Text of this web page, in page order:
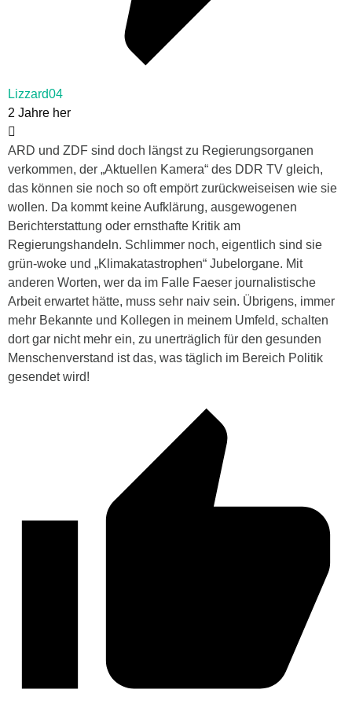
Lizzard04
2 Jahre her
ARD und ZDF sind doch längst zu Regierungsorganen
verkommen, der „Aktuellen Kamera“ des DDR TV gleich,
das können sie noch so oft empört zurückweiseisen wie sie
wollen. Da kommt keine Aufklärung, ausgewogenen
Berichterstattung oder ernsthafte Kritik am
Regierungshandeln. Schlimmer noch, eigentlich sind sie
grün-woke und „Klimakatastrophen“ Jubelorgane. Mit
anderen Worten, wer da im Falle Faeser journalistische
Arbeit erwartet hätte, muss sehr naiv sein. Übrigens, immer
mehr Bekannte und Kollegen in meinem Umfeld, schalten
dort gar nicht mehr ein, zu unerträglich für den gesunden
Menschenverstand ist das, was täglich im Bereich Politik
gesendet wird!